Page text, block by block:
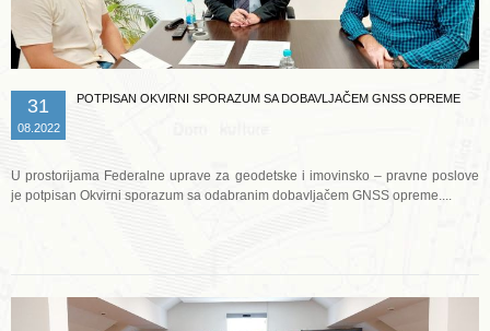
31
08.2022
POTPISAN OKVIRNI SPORAZUM SA DOBAVLJAČEM GNSS OPREME
U prostorijama Federalne uprave za geodetske i imovinsko – pravne poslove
je potpisan Okvirni sporazum sa odabranim dobavljačem GNSS opreme....